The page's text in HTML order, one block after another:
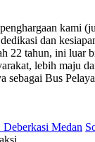
kami
dan
22 tahun, ini luar
lebih maju
sebagai Bus
Deberkasi Medan